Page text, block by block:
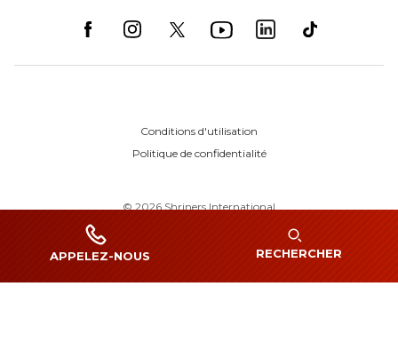
Conditions d'utilisation
Politique de confidentialité
©2026 Shriners International
APPELEZ-NOUS RECHERCHER